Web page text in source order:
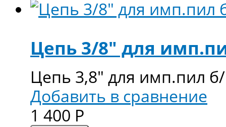
Цепь 3/8" для
Цепь 3,8" для имп.пил
Добавить в сравнение
1 400 Р